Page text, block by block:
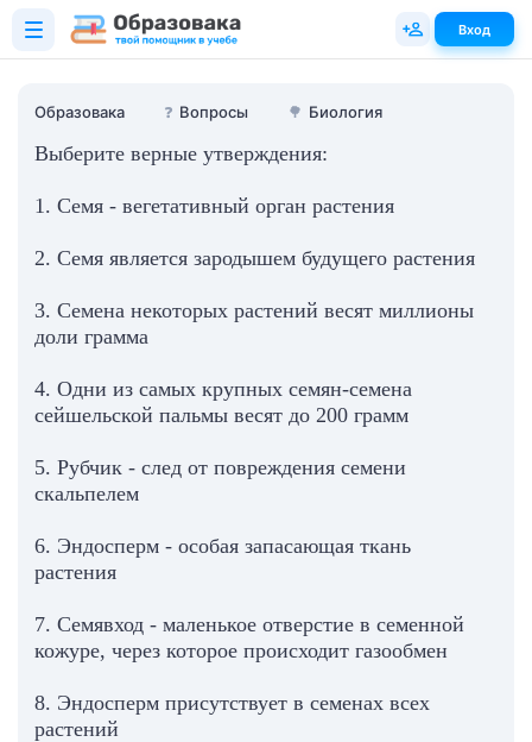
Образовака ❓ Вопросы 🌳 Биология
Выберите верные утверждения:
1. Семя - вегетативный орган растения
2. Семя является зародышем будущего растения
3. Семена некоторых растений весят миллионы
доли грамма
4. Одни из самых крупных семян-семена
сейшельской пальмы весят до 200 грамм
5. Рубчик - след от повреждения семени
скальпелем
6. Эндосперм - особая запасающая ткань
растения
7. Семявход - маленькое отверстие в семенной
кожуре, через которое происходит газообмен
8. Эндосперм присутствует в семенах всех
растений
Вход